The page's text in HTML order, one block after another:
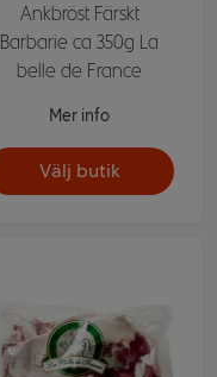
Ankbröst Färskt
Barbarie ca 350g La
belle de France
Mer info
Välj butik